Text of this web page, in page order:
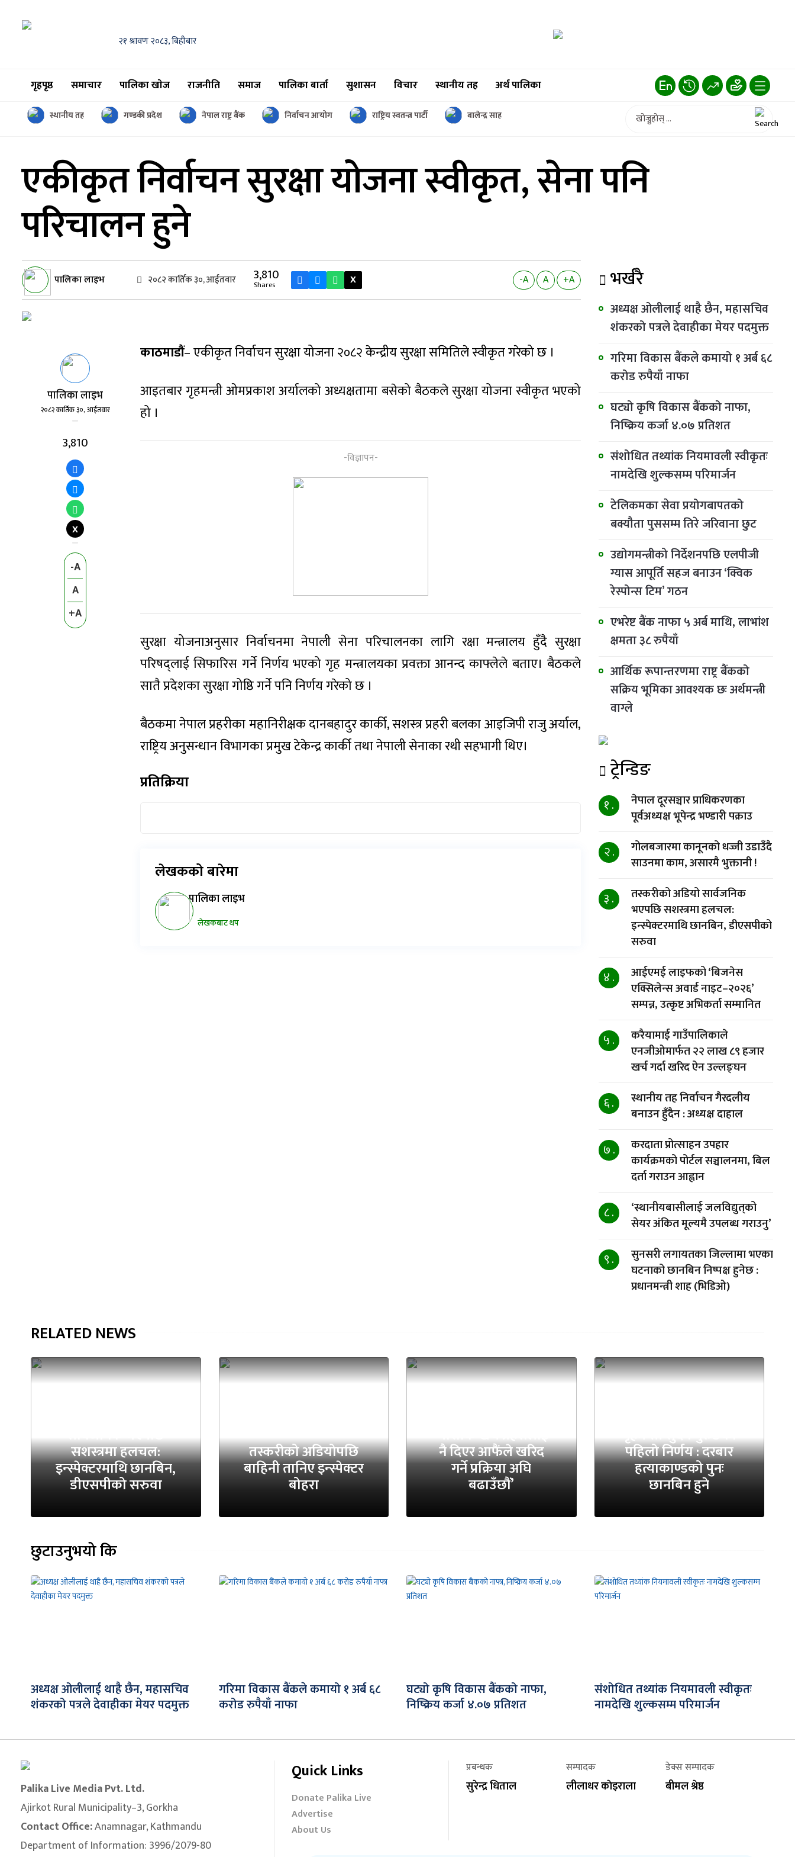
२१ श्रावण २०८३, बिहीबार
गृहपृष्ठ समाचार पालिका खाेज राजनीति समाज पालिका बार्ता सुशासन विचार स्थानीय तह अर्थ पालिका
स्थानीय तह गण्डकी प्रदेश नेपाल राष्ट्र बैंक निर्वाचन आयोग राष्ट्रिय स्वतन्त्र पार्टी बालेन्द्र साह
एकीकृत निर्वाचन सुरक्षा योजनास्वीकृत, सेना पनि
परिचालन हुने
पालिका लाइभ २०८२ कार्तिक ३०, आईतवार 3,810
Shares X -A A +A
पालिका लाइभ
२०८२ कार्तिक ३०, आईतवार
3,810
X
-A
A
+A
काठमाडौं– एकीकृत निर्वाचन सुरक्षा योजना २०८२ केन्द्रीय सुरक्षा समितिले स्वीकृत गरेको छ ।
आइतबार गृहमन्त्री ओमप्रकाश अर्यालको अध्यक्षतामा बसेको बैठकले सुरक्षा योजना स्वीकृत भएको
हो ।
सुरक्षा योजनाअनुसार निर्वाचनमा नेपाली सेना परिचालनका लागि रक्षा मन्त्रालय हुँदै सुरक्षा
परिषद्लाई सिफारिस गर्ने निर्णय भएको गृह मन्त्रालयका प्रवक्ता आनन्द काफ्लेले बताए। बैठकले
सातै प्रदेशका सुरक्षा गोष्ठि गर्ने पनि निर्णय गरेको छ ।
बैठकमा नेपाल प्रहरीका महानिरीक्षक दानबहादुर कार्की, सशस्त्र प्रहरी बलका आइजिपी राजु अर्याल,
राष्ट्रिय अनुसन्धान विभागका प्रमुख टेकेन्द्र कार्की तथा नेपाली सेनाका रथी सहभागी थिए।
प्रतिक्रिया
लेखकको बारेमा
पालिका लाइभ
लेखकबाट थप
भर्खरै
अध्यक्ष ओलीलाई थाहै छैन, महासचिव
शंकरको पत्रले देवाहीका मेयर पदमुक्त
गरिमा विकास बैंकले कमायो १ अर्ब ६८
करोड रुपैयाँ नाफा
घट्यो कृषि विकास बैंकको नाफा,
निष्क्रिय कर्जा ४.०७ प्रतिशत
संशोधित तथ्यांक नियमावली स्वीकृतः
नामदेखि शुल्कसम्म परिमार्जन
टेलिकमका सेवा प्रयोगबापतको
बक्यौता पुससम्म तिरे जरिवाना छुट
उद्योगमन्त्रीको निर्देशनपछि एलपीजी
ग्यास आपूर्ति सहज बनाउन ‘क्विक
रेस्पोन्स टिम’ गठन
एभरेष्ट बैंक नाफा ५ अर्ब माथि, लाभांश
क्षमता ३८ रुपैयाँ
आर्थिक रूपान्तरणमा राष्ट्र बैंकको
सक्रिय भूमिका आवश्यक छः अर्थमन्त्री
वाग्ले
ट्रेन्डिङ
१ .
नेपाल दूरसञ्चार प्राधिकरणका
पूर्वअध्यक्ष भूपेन्द्र भण्डारी पक्राउ
२ .
गोलबजारमा कानूनको धज्जी उडाउँदै
साउनमा काम, असारमै भुक्तानी !
३ .
तस्करीको अडियो सार्वजनिक
भएपछि सशस्त्रमा हलचल:
इन्स्पेक्टरमाथि छानबिन, डीएसपीको
सरुवा
४ .
आईएमई लाइफको ‘बिजनेस
एक्सिलेन्स अवार्ड नाइट–२०२६’
सम्पन्न, उत्कृष्ट अभिकर्ता सम्मानित
५ .
करैयामाई गाउँपालिकाले
एनजीओमार्फत २२ लाख ८९ हजार
खर्च गर्दा खरिद ऐन उल्लङ्घन
६ .
स्थानीय तह निर्वाचन गैरदलीय
बनाउन हुँदैन : अध्यक्ष दाहाल
७ .
करदाता प्रोत्साहन उपहार
कार्यक्रमको पोर्टल सञ्चालनमा, बिल
दर्ता गराउन आह्वान
८ .
‘स्थानीयबासीलाई जलविद्युत्‌को
सेयर अंकित मूल्यमै उपलब्ध गराउनु’
९ .
सुनसरी लगायतका जिल्लामा भएका
घटनाको छानबिन निष्पक्ष हुनेछ :
प्रधानमन्त्री शाह (भिडिओ)
RELATED NEWS
सार्वजनिक भएपछि
सशस्त्रमा हलचल:
इन्स्पेक्टरमाथि छानबिन,
डीएसपीको सरुवा
तस्करीको अडियोपछि
बाहिनी तानिए इन्स्पेक्टर
बोहरा
‘पोशाक खर्च प्रहरीलाई
नै दिएर आफैंले खरिद
गर्ने प्रक्रिया अघि
बढाउँछौं’
गृहमन्त्री सुदन गुरुङको
पहिलो निर्णय : दरबार
हत्याकाण्डको पुनः
छानबिन हुने
छुटाउनुभयो कि
अध्यक्ष ओलीलाई थाहै छैन, महासचिव
शंकरको पत्रले देवाहीका मेयर पदमुक्त
गरिमा विकास बैंकले कमायो १ अर्ब ६८
करोड रुपैयाँ नाफा
घट्यो कृषि विकास बैंकको नाफा,
निष्क्रिय कर्जा ४.०७ प्रतिशत
संशोधित तथ्यांक नियमावली स्वीकृतः
नामदेखि शुल्कसम्म परिमार्जन
Palika Live Media Pvt. Ltd.
Ajirkot Rural Municipality–3, Gorkha
Contact Office:Anamnagar, Kathmandu
Department of Information: 3996/2079-80
Quick Links
Donate Palika Live
Advertise
About Us
प्रबन्धक
सुरेन्द्र धिताल
सम्पादक
लीलाधर काेइराला
डेक्स सम्पादक
बीमल श्रेष्ठ